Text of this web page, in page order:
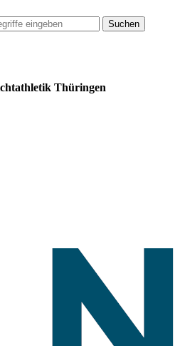
Suchen
Thüringen